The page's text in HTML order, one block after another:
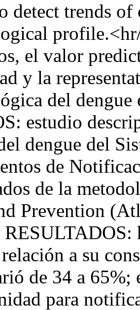
detect trends of
el valor
y la
del
estudio
dengue del
de
de la
Prevention
a su
de 34 a 65%;
para